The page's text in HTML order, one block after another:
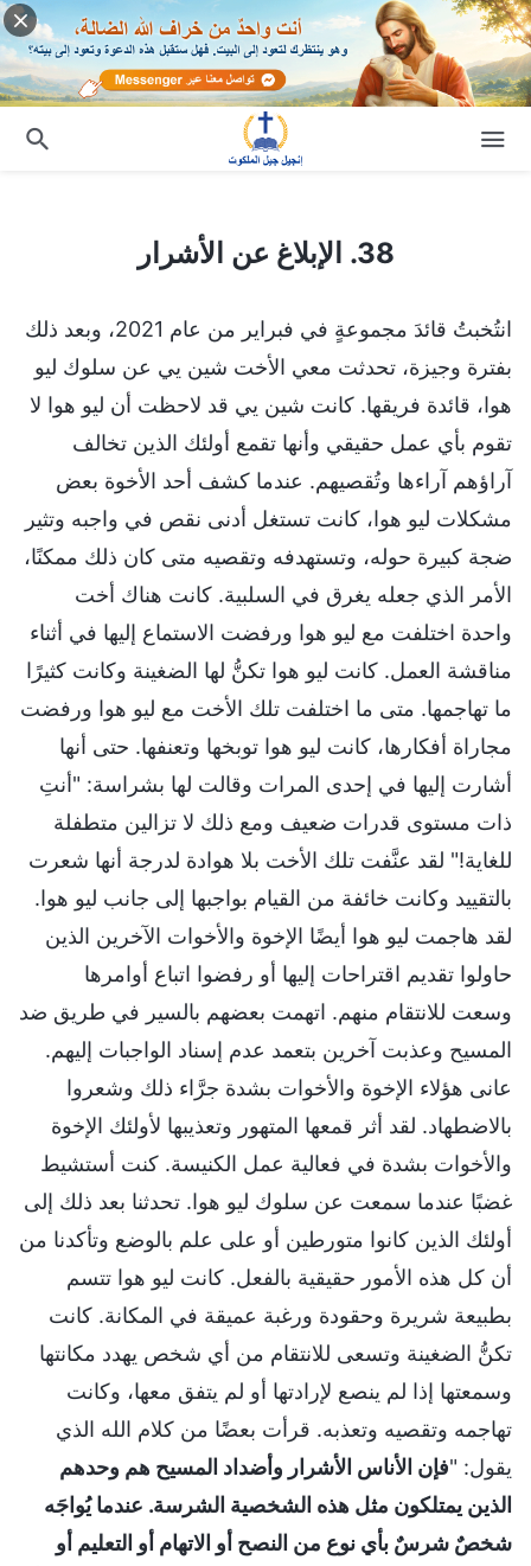
38. الإبلاغ عن الأشرار
انتُخبتُ قائدَ مجموعةٍ في فبراير من عام 2021، وبعد ذلك
بفترة وجيزة، تحدثت معي الأخت شين يي عن سلوك ليو
هوا، قائدة فريقها. كانت شين يي قد لاحظت أن ليو هوا لا
تقوم بأي عمل حقيقي وأنها تقمع أولئك الذين تخالف
آراؤهم آراءها وتُقصيهم. عندما كشف أحد الأخوة بعض
مشكلات ليو هوا، كانت تستغل أدنى نقص في واجبه وتثير
ضجة كبيرة حوله، وتستهدفه وتقصيه متى كان ذلك ممكنًا،
الأمر الذي جعله يغرق في السلبية. كانت هناك أخت
واحدة اختلفت مع ليو هوا ورفضت الاستماع إليها في أثناء
مناقشة العمل. كانت ليو هوا تكنُّ لها الضغينة وكانت كثيرًا
ما تهاجمها. متى ما اختلفت تلك الأخت مع ليو هوا ورفضت
مجاراة أفكارها، كانت ليو هوا توبخها وتعنفها. حتى أنها
أشارت إليها في إحدى المرات وقالت لها بشراسة: "أنتِ
ذات مستوى قدرات ضعيف ومع ذلك لا تزالين متطفلة
للغاية!" لقد عنَّفت تلك الأخت بلا هوادة لدرجة أنها شعرت
بالتقييد وكانت خائفة من القيام بواجبها إلى جانب ليو هوا.
لقد هاجمت ليو هوا أيضًا الإخوة والأخوات الآخرين الذين
حاولوا تقديم اقتراحات إليها أو رفضوا اتباع أوامرها
وسعت للانتقام منهم. اتهمت بعضهم بالسير في طريق ضد
المسيح وعذبت آخرين بتعمد عدم إسناد الواجبات إليهم.
عانى هؤلاء الإخوة والأخوات بشدة جرَّاء ذلك وشعروا
بالاضطهاد. لقد أثر قمعها المتهور وتعذيبها لأولئك الإخوة
والأخوات بشدة في فعالية عمل الكنيسة. كنت أستشيط
غضبًا عندما سمعت عن سلوك ليو هوا. تحدثنا بعد ذلك إلى
أولئك الذين كانوا متورطين أو على علم بالوضع وتأكدنا من
أن كل هذه الأمور حقيقية بالفعل. كانت ليو هوا تتسم
بطبيعة شريرة وحقودة ورغبة عميقة في المكانة. كانت
تكنُّ الضغينة وتسعى للانتقام من أي شخص يهدد مكانتها
وسمعتها إذا لم ينصع لإرادتها أو لم يتفق معها، وكانت
تهاجمه وتقصيه وتعذبه. قرأت بعضًا من كلام الله الذي
يقول: "فإن الأناس الأشرار وأضداد المسيح هم وحدهم
الذين يمتلكون مثل هذه الشخصية الشرسة. عندما يُواجَه
شخصٌ شرسٌ بأي نوع من النصح أو الاتهام أو التعليم أو